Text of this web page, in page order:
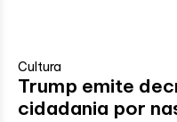
Cultura
Trump emite
cidadania por